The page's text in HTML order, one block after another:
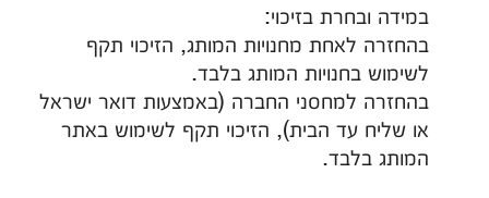
במידה ובחרת בזיכוי:
בהחזרה לאחת מחנויות המותג, הזיכוי תקף
לשימוש בחנויות המותג בלבד.
בהחזרה למחסני החברה (באמצעות דואר ישראל
או שליח עד הבית), הזיכוי תקף לשימוש באתר
המותג בלבד.